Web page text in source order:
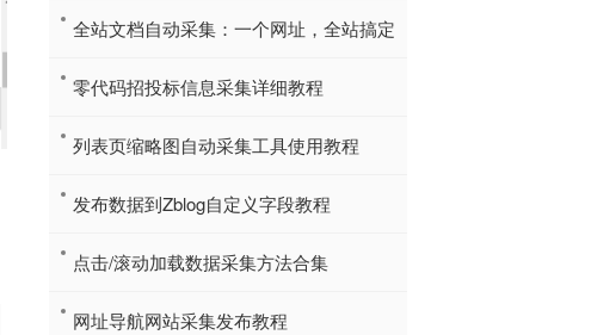
全站文档自动采集：一个网址，全站搞定
零代码招投标信息采集详细教程
列表页缩略图自动采集工具使用教程
发布数据到Zblog自定义字段教程
点击/滚动加载数据采集方法合集
网址导航网站采集发布教程